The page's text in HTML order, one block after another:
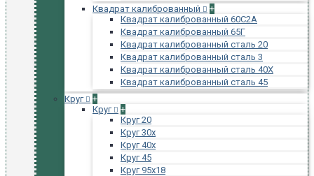
Квадрат калиброванный
+
Квадрат калиброванный 60С2А
Квадрат калиброванный 65Г
Квадрат калиброванный сталь 20
Квадрат калиброванный сталь 3
Квадрат калиброванный сталь 40Х
Квадрат калиброванный сталь 45
Круг
+
Круг
+
Круг 20
Круг 30х
Круг 40х
Круг 45
Круг 95х18